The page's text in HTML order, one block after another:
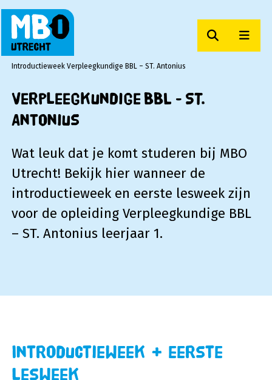
MBO Utrecht
Zoeken
Introductieweek Verpleegkundige BBL – ST. Antonius
Verpleegkundige BBL - ST.
Antonius
Wat leuk dat je komt studeren bij MBO
Utrecht! Bekijk hier wanneer de
introductieweek en eerste lesweek zijn
voor de opleiding Verpleegkundige BBL
– ST. Antonius leerjaar 1.
Introductieweek + eerste
lesweek